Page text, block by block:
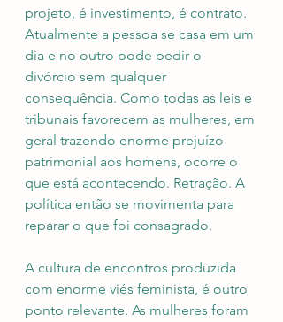
projeto, é investimento, é contrato.
Atualmente a pessoa se casa em um
dia e no outro pode pedir o
divórcio sem qualquer
consequência. Como todas as leis e
tribunais favorecem as mulheres, em
geral trazendo enorme prejuízo
patrimonial aos homens, ocorre o
que está acontecendo. Retração. A
política então se movimenta para
reparar o que foi consagrado.
A cultura de encontros produzida
com enorme viés feminista, é outro
ponto relevante. As mulheres foram